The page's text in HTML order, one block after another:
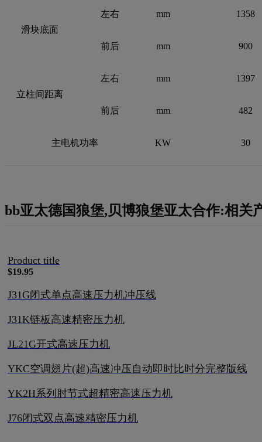
滑块底面
左右 mm 1358
前后 mm 900
立柱间距离
左右 mm 1397
前后 mm 482
主电机功率 KW 30
bb亚太德国狼堡,贝博狼堡亚太合作:相关
Product title
$19.95
J31G闭式单点高速压力机冲压线
J31K链板高速精密压力机
JL21G开式高速压力机
YKC空调翅片(超)高速冲压自动即时比时分完整版线
YK2H系列肘节式超精密高速压力机
J76闭式双点高速精密压力机